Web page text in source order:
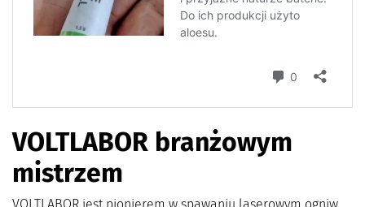
VOLTLABOR branżowym
mistrzem